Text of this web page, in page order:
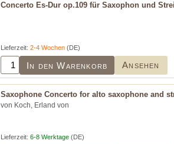
Concerto Es-Dur op.109 für Saxophon und
Lieferzeit: 2-4 Wochen (DE)
In den Warenkorb Ansehen
Saxophone Concerto for alto saxophone and
von Koch, Erland von
Lieferzeit: 6-8 Werktage (DE)